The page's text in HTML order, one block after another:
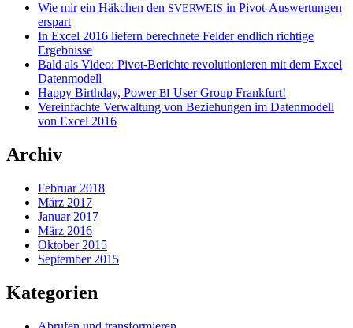
Wie mir ein Häkchen den SVERWEIS in Pivot-Auswertungen
erspart
In Excel 2016 liefern berechnete Felder endlich richtige
Ergebnisse
Bald als Video: Pivot-Berichte revolutionieren mit dem Excel
Datenmodell
Happy Birthday, PowerBI User Group Frankfurt!
Vereinfachte Verwaltung von Beziehungen im Datenmodell
von Excel 2016
Archiv
Februar 2018
März 2017
Januar 2017
März 2016
Oktober 2015
September 2015
Kategorien